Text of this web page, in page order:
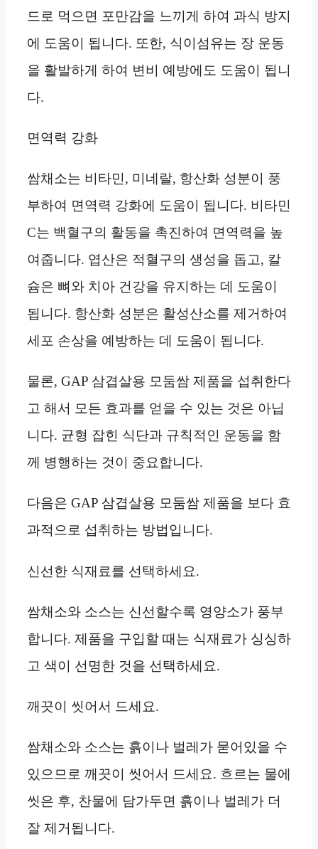
드로 먹으면 포만감을 느끼게 하여 과식 방지
에 도움이 됩니다. 또한, 식이섬유는 장 운동
을 활발하게 하여 변비 예방에도 도움이 됩니
다.
면역력 강화
쌈채소는 비타민, 미네랄, 항산화 성분이 풍
부하여 면역력 강화에 도움이 됩니다. 비타민
C는 백혈구의 활동을 촉진하여 면역력을 높
여줍니다. 엽산은 적혈구의 생성을 돕고, 칼
슘은 뼈와 치아 건강을 유지하는 데 도움이
됩니다. 항산화 성분은 활성산소를 제거하여
세포 손상을 예방하는 데 도움이 됩니다.
물론, GAP 삼겹살용 모둠쌈 제품을 섭취한다
고 해서 모든 효과를 얻을 수 있는 것은 아닙
니다. 균형 잡힌 식단과 규칙적인 운동을 함
께 병행하는 것이 중요합니다.
다음은 GAP 삼겹살용 모둠쌈 제품을 보다 효
과적으로 섭취하는 방법입니다.
신선한 식재료를 선택하세요.
쌈채소와 소스는 신선할수록 영양소가 풍부
합니다. 제품을 구입할 때는 식재료가 싱싱하
고 색이 선명한 것을 선택하세요.
깨끗이 씻어서 드세요.
쌈채소와 소스는 흙이나 벌레가 묻어있을 수
있으므로 깨끗이 씻어서 드세요. 흐르는 물에
씻은 후, 찬물에 담가두면 흙이나 벌레가 더
잘 제거됩니다.